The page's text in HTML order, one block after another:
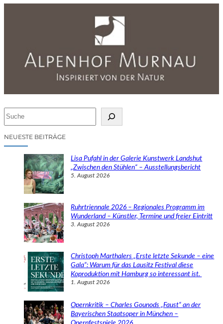
NEUESTE BEITRÄGE
Lisa Pufahl in der Galerie Kunstwerk Landshut
„Zwischen den Stühlen“ – Ausstellungsbericht
5. August 2026
Ruhrtriennale 2026 – Regionales Programm im
Wunderland – Künstler, Termine und freier Eintritt
3. August 2026
Christoph Marthalers „Erste letzte Sekunde – eine
Gala“: Warum für das Lausitz Festival diese
Koproduktion mit Hamburg so interessant ist.
1. August 2026
Opernkritik – Charles Gounods „Faust“ an der
Bayerischen Staatsoper in München –